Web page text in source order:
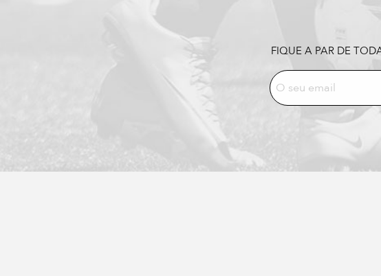
FIQUE A PAR DE